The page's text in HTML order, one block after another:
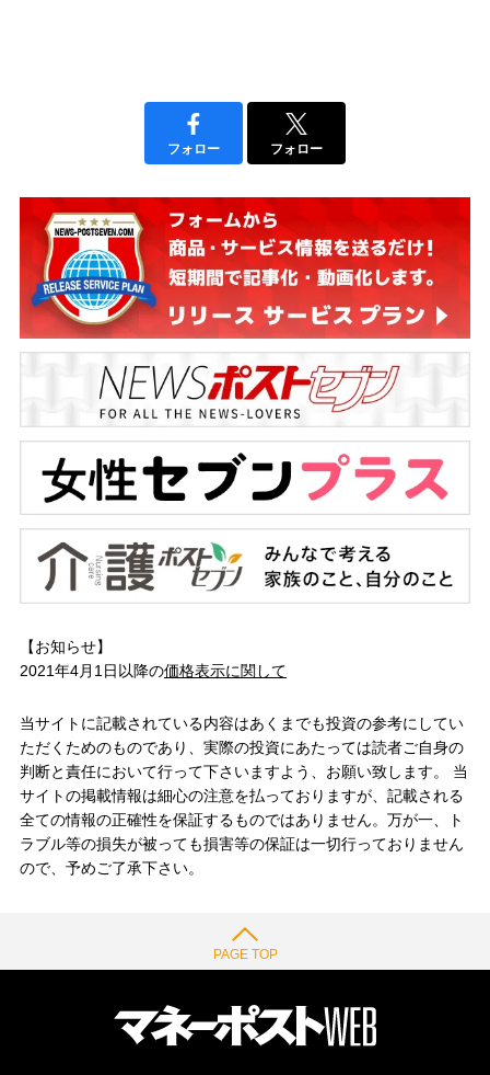
フォロー フォロー
【お知らせ】
2021年4月1日以降の価格表示に関して
当サイトに記載されている内容はあくまでも投資の参考にしてい
ただくためのものであり、実際の投資にあたっては読者ご自身の
判断と責任において行って下さいますよう、お願い致します。 当
サイトの掲載情報は細心の注意を払っておりますが、記載される
全ての情報の正確性を保証するものではありません。万が一、ト
ラブル等の損失が被っても損害等の保証は一切行っておりません
ので、予めご了承下さい。
PAGE TOP